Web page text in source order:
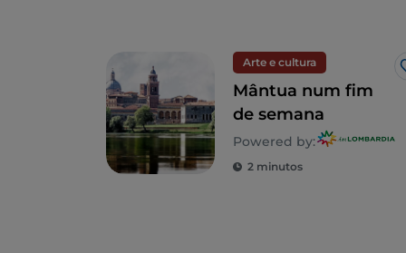
Arte e cultura
Mântua num fim
de semana
Powered by:
2 minutos